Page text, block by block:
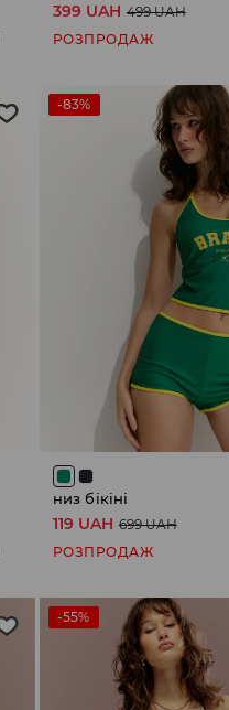
399 UAH 499 UAH
РОЗПРОДАЖ
-83%
низ бікіні
119 UAH 699 UAH
РОЗПРОДАЖ
-55%